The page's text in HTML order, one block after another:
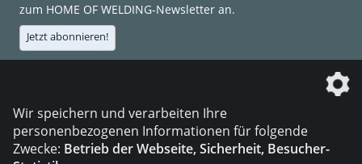
zum HOME OF WELDING-Newsletter an.
Jetzt abonnieren!
Wir speichern und verarbeiten Ihre
personenbezogenen Informationen für folgende
Zwecke: Betrieb der Webseite, Sicherheit, Besucher-